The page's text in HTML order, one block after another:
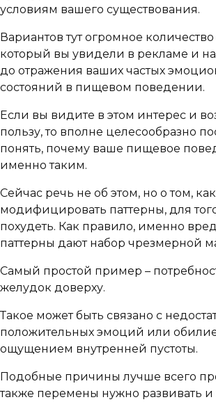
условиям вашего существования.
Вариантов тут огромное количество
который вы увидели в рекламе и
до отражения ваших частых
состояний в пищевом поведении.
Если вы видите в этом интерес и
пользу, то вполне целесообразно
понять, почему ваше пищевое
именно таким.
Сейчас речь не об этом, но о том, как
модифицировать паттерны, для
похудеть. Как правило, именно
паттерны дают набор чрезмерной
Самый простой пример –
желудок доверху.
Такое может быть связано с
положительных эмоций или
ощущением внутренней пустоты.
Подобные причины лучше всего
также перемены нужно развивать и